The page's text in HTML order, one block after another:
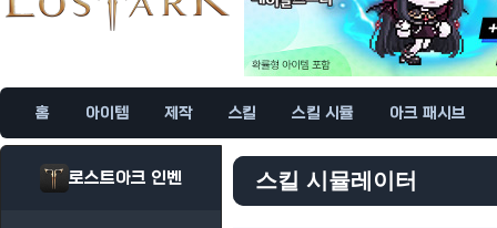
홈 아이템 제작 스킬 스킬 시뮬 아크 패시브
로스트아크 인벤 스킬 시뮬레이터